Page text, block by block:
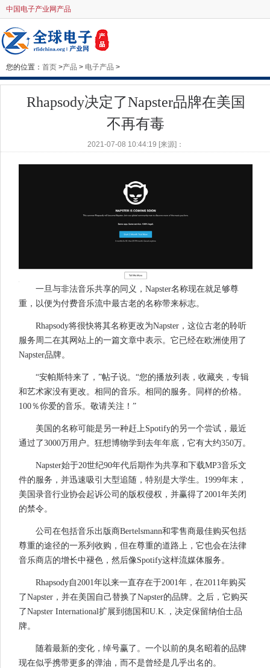
中国电子产业网产品
您的位置： 首页 >产品 > 电子产品 >
Rhapsody决定了Napster品牌在美国
不再有毒
2021-07-08 10:44:19 [来源]：
一旦与非法音乐共享的同义，Napster名称现在就足够尊
重，以便为付费音乐流中最古老的名称带来标志。
Rhapsody将很快将其名称更改为Napster，这位古老的聆听
服务周二在其网站上的一篇文章中表示。它已经在欧洲使用了
Napster品牌。
“安帕斯特来了，”帖子说。“您的播放列表，收藏夹，专辑
和艺术家没有更改。相同的音乐。相同的服务。同样的价格。
100％你爱的音乐。敬请关注！”
美国的名称可能是另一种赶上Spotify的另一个尝试，最近
通过了3000万用户。狂想博物学到去年年底，它有大约350万。
Napster始于20世纪90年代后期作为共享和下载MP3音乐文
件的服务，并迅速吸引大型追随，特别是大学生。1999年末，
美国录音行业协会起诉公司的版权侵权，并赢得了2001年关闭
的禁令。
公司在包括音乐出版商Bertelsmann和零售商最佳购买包括
尊重的途径的一系列收购，但在尊重的道路上，它也会在法律
音乐商店的增长中褪色，然后像Spotify这样流媒体服务。
Rhapsody自2001年以来一直存在于2001年，在2011年购买
了Napster，并在美国自己替换了Napster的品牌。之后，它购买
了Napster International扩展到德国和U.K.，决定保留纳伯士品
牌。
随着最新的变化，绰号赢了。一个以前的臭名昭着的品牌
现在似乎携带更多的弹油，而不是曾经是几乎出名的。